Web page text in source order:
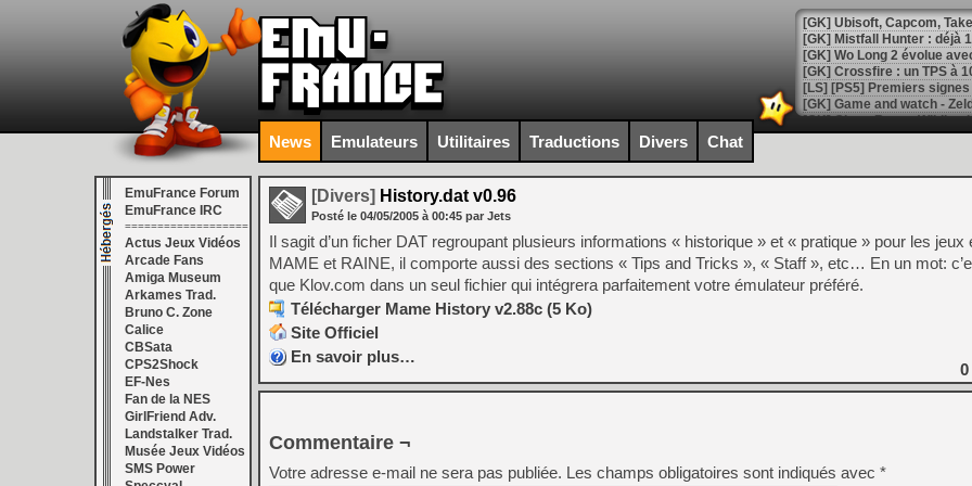
[GK] Mistfall Hunter : déjà
[GK] Wo Long 2 évolue
[GK] Crossfire : un TPS à
[LS] [PS5] Premiers
[Mo5] DOOM arrive en
[GK] Bethesda fête les 30
[GK] Roblox : l'action en
[GK] Agenda - GeForce
[LS] [PS5] ps5-y2jb-
[GK] Pourquoi Marvel
[GK] Test : Restory : Chill
[GK] GTA 6 : Rockstar
[GK] Hot Wheels Infinite
[GK] Mémoire cash -
[GK] Résultats Nintendo :
News Emulateurs Utilitaires Traductions Divers Chat
EmuFrance Forum
EmuFrance IRC
===================
Actus Jeux Vidéos
Arcade Fans
Amiga Museum
Arkames Trad.
Bruno C. Zone
Calice
CBSata
CPS2Shock
EF-Nes
Fan de la NES
GirlFriend Adv.
Landstalker Trad.
Musée Jeux Vidéos
SMS Power
[Divers] History.dat v0.96
Posté le 04/05/2005 à 00:45 par Jets
Il sagit d’un ficher DAT regroupant plusieurs informations « historique » et « pratique » pour les jeux
MAME et RAINE, il comporte aussi des sections « Tips and Tricks », « Staff », etc… En un mot:
que Klov.com dans un seul fichier qui intégrera parfaitement votre émulateur préféré.
Télécharger Mame History v2.88c (5 Ko)
Site Officiel
En savoir plus…
0
Commentaire ¬
Votre adresse e-mail ne sera pas publiée. Les champs obligatoires sont indiqués avec *